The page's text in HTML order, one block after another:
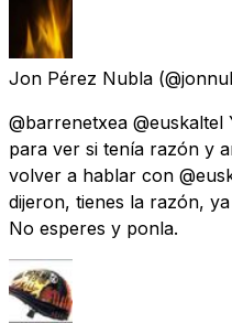
Jon Pérez Nubla
@barrenetxea
para ver si tenía razón y
volver a hablar con
dijeron, tienes la razón,
No esperes y ponla.